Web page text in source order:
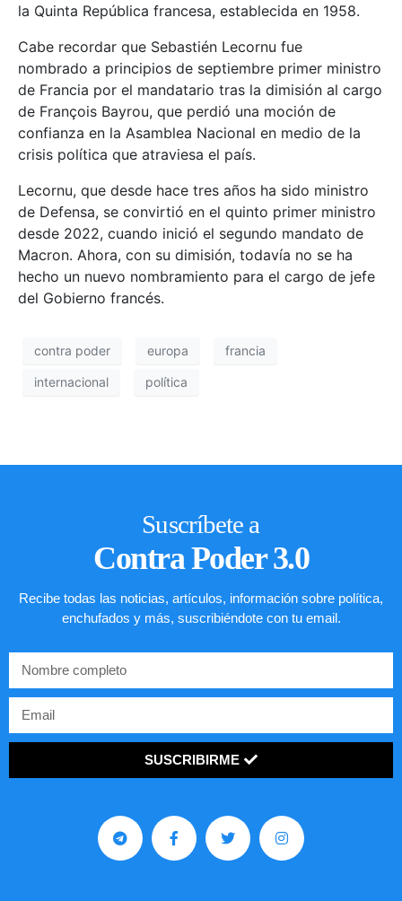
la Quinta República francesa, establecida en 1958.
Cabe recordar que Sebastién Lecornu fue
nombrado a principios de septiembre primer ministro
de Francia por el mandatario tras la dimisión al cargo
de François Bayrou, que perdió una moción de
confianza en la Asamblea Nacional en medio de la
crisis política que atraviesa el país.
Lecornu, que desde hace tres años ha sido ministro
de Defensa, se convirtió en el quinto primer ministro
desde 2022, cuando inició el segundo mandato de
Macron. Ahora, con su dimisión, todavía no se ha
hecho un nuevo nombramiento para el cargo de jefe
del Gobierno francés.
contra poder europa francia
internacional política
Suscríbete a
Contra Poder 3.0
Recibe todas las noticias, artículos, información sobre política,
enchufados y más, suscribiéndote con tu email.
SUSCRIBIRME